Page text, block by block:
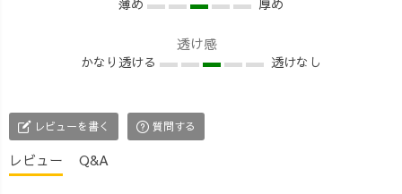
透け感
かなり透ける 透けなし
レビューを書く 質問する
レビュー Q&A